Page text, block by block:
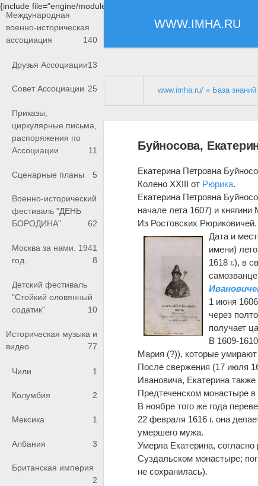
{include file="engine/modules/saperu/head.php"}
WWW.IMHA.RU
Международная
военно-историческая
ассоциация
140
Друзья Ассоциации13
Совет Ассоциации 25
Приказы,
циркулярные письма,
распоряжения по
Ассоциации
11
Сценарные планы 5
Военно-исторический
фестиваль "ДЕНЬ
БОРОДИНА"
62
Москва за нами. 1941
год.
8
Детский фестиваль
"Стойкий оловянный
содатик"
10
Историческая музыка и
видео
77
Чили 1
Колумбия 2
Мексика 1
Албания 3
Британская империя
2
www.imha.ru/ » База
Буйносова,
Екатерина Петровна
Колено XXIII от Рюрика.
Екатерина Петровна
начале лета 1607) и
Из Ростовских Рюриковичей.
Дата и
имени)
1618 г.), в
1 июня
через
получает
В 1609-
Мария (?)), которые
После свержения (17 июля
Ивановича, Екатерина
Предтеченском монастыре
В ноябре того же года
22 февраля 1616 г. она
умершего мужа.
Умерла Екатерина,
Суздальском монастыре;
не сохранилась).